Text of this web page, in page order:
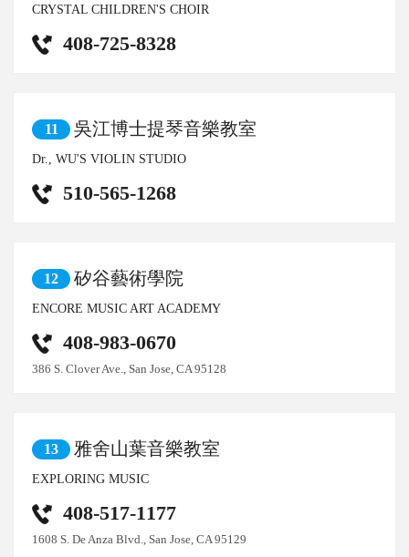
CRYSTAL CHILDREN'S CHOIR
408-725-8328
11 吳江博士提琴音樂教室
Dr., WU'S VIOLIN STUDIO
510-565-1268
12 矽谷藝術學院
ENCORE MUSIC ART ACADEMY
408-983-0670
386 S. Clover Ave., San Jose, CA 95128
13 雅舍山葉音樂教室
EXPLORING MUSIC
408-517-1177
1608 S. De Anza Blvd., San Jose, CA 95129